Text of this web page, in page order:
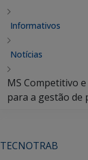
Informativos
Notícias
MS Competitivo
para a gestão de
TECNOTRAB